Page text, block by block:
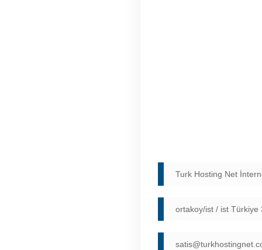
Turk Hosting Net
ortakoy/ist / ist Türkiye